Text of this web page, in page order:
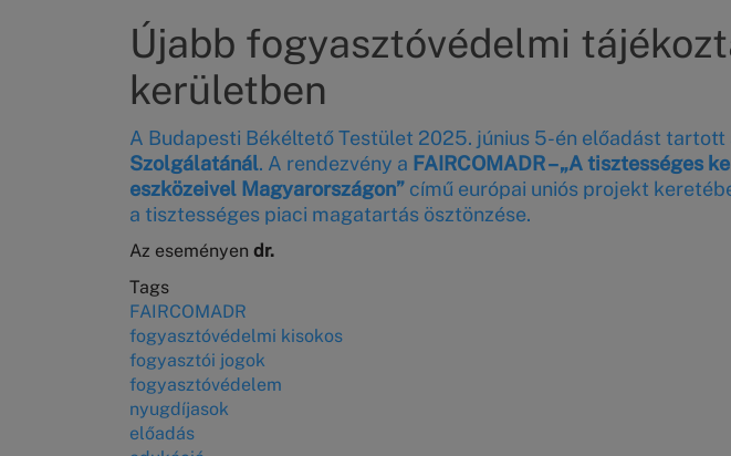
Újabb fogyasztóvédelmi
kerületben
A Budapesti Békéltető Testület 2025. június 5-én előadást tartott
Szolgálatánál. A rendezvény a FAIRCOMADR – „A tisztességes
eszközeivel Magyarországon” című európai uniós projekt
a tisztességes piaci magatartás ösztönzése.
Az eseményen dr.
Tags
FAIRCOMADR
fogyasztóvédelmi kisokos
fogyasztói jogok
fogyasztóvédelem
nyugdíjasok
előadás